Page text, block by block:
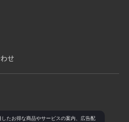
せ
たお得な商品やサービスの案内、広告配